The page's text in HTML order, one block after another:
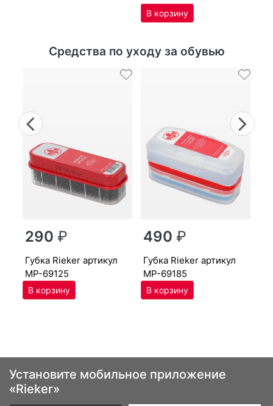
Средства по уходу за обувью
Previous
290₽
губ­ка Ri­eker артикул
MP-69125
490₽
губ­ка Ri­eker артикул
MP-69185
Установите мобильное приложение
«Rieker»